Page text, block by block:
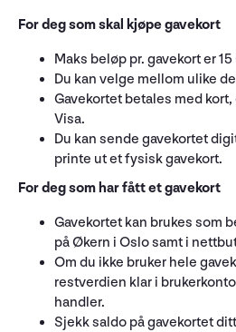
For deg som skal kjøpe gavekort
Maks beløp pr. gavekort er
Du kan velge mellom ulike
Gavekortet betales med
Visa.
Du kan sende gavekortet
printe ut et fysisk gavekort.
For deg som har fått et gavekort
Gavekortet kan brukes som
på Økern i Oslo samt i
Om du ikke bruker hele
restverdien klar i
handler.
Sjekk saldo på gavekortet